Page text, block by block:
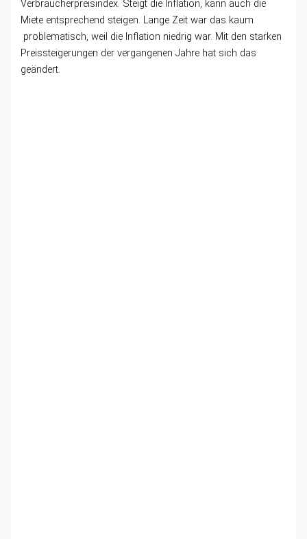
Verbraucherpreisindex. Steigt die Inflation, kann auch die
Miete entsprechend steigen. Lange Zeit war das kaum
problematisch, weil die Inflation niedrig war. Mit den starken
Preissteigerungen der vergangenen Jahre hat sich das
geändert.